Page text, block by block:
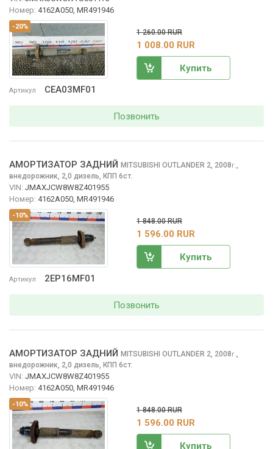
-20%
Артикул CEA03MF01
Номер: 4162A050, MR491946
1 260.00 RUR
1 008.00 RUR
Купить
Позвонить
-10%
Артикул 2EP16MF01
АМОРТИЗАТОР ЗАДНИЙ MITSUBISHI OUTLANDER 2, 2008г.
внедорожник, 2,0 дизель, КПП 6ст.
VIN: JMAXJCW8W8Z401955
Номер: 4162A050, MR491946
1 848.00 RUR
1 596.00 RUR
Купить
Позвонить
-10%
АМОРТИЗАТОР ЗАДНИЙ MITSUBISHI OUTLANDER 2, 2008г.,
внедорожник, 2,0 дизель, КПП 6ст.
VIN: JMAXJCW8W8Z401955
Номер: 4162A050, MR491946
1 848.00 RUR
1 596.00 RUR
Купить